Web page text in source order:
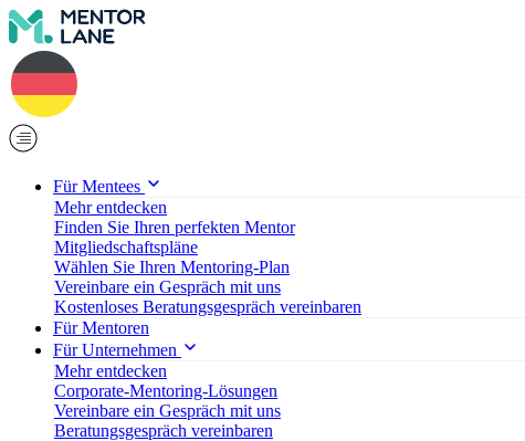
Für Mentees
Mehr entdecken
Finden Sie Ihren perfekten Mentor
Mitgliedschaftspläne
Wählen Sie Ihren Mentoring-Plan
Vereinbare ein Gespräch mit uns
Kostenloses Beratungsgespräch vereinbaren
Für Mentoren
Für Unternehmen
Mehr entdecken
Corporate-Mentoring-Lösungen
Vereinbare ein Gespräch mit uns
Beratungsgespräch vereinbaren